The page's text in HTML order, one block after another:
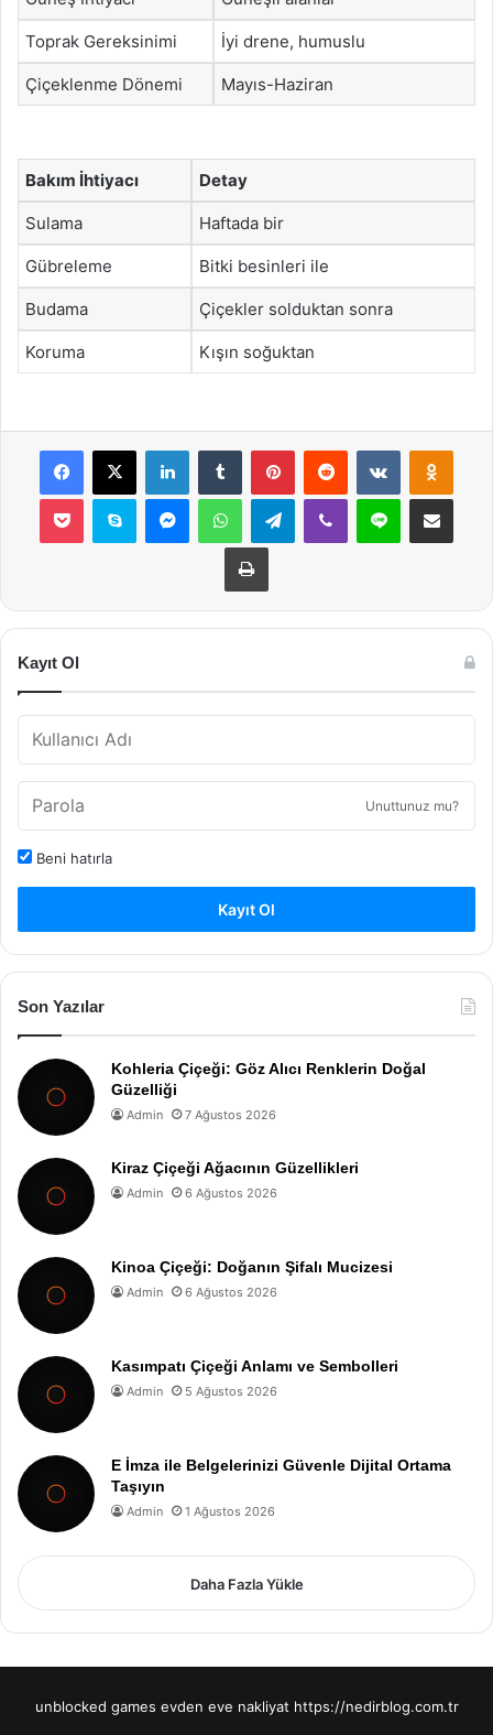
Toprak Gereksinimi İyi drene, humuslu
Çiçeklenme Dönemi Mayıs-Haziran
Bakım İhtiyacı Detay
Sulama Haftada bir
Gübreleme Bitki besinleri ile
Budama Çiçekler solduktan sonra
Koruma Kışın soğuktan
Facebook
X LinkedInTumblr PinterestReddit VKontakte
Pocket Skype MessengerWhatsAppTelegramViber Line E-Posta ile
Yazdır
Kayıt Ol
Unuttunuz mu?
Beni hatırla
Kayıt Ol
Son Yazılar
Kohleria Çiçeği: Göz Alıcı Renklerin Doğal
Güzelliği
Admin 7 Ağustos 2026
Kiraz Çiçeği Ağacının Güzellikleri
Admin 6 Ağustos 2026
Kinoa Çiçeği: Doğanın Şifalı Mucizesi
Admin 6 Ağustos 2026
Kasımpatı Çiçeği Anlamı ve Sembolleri
Admin 5 Ağustos 2026
E İmza ile Belgelerinizi Güvenle Dijital Ortama
Taşıyın
Admin 1 Ağustos 2026
Daha Fazla Yükle
unblocked games evden eve nakliyat https://nedirblog.com.tr